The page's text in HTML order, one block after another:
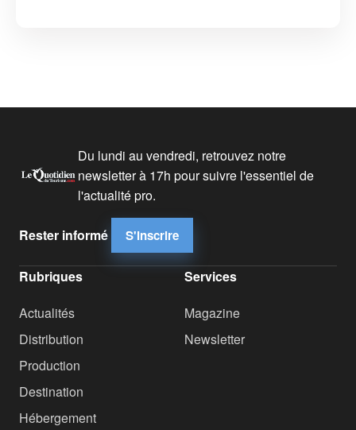
Du lundi au vendredi, retrouvez notre
newsletter à 17h pour suivre l'essentiel de
l'actualité pro.
Rester informé S'inscrire
Rubriques
Actualités
Distribution
Production
Destination
Hébergement
Services
Magazine
Newsletter